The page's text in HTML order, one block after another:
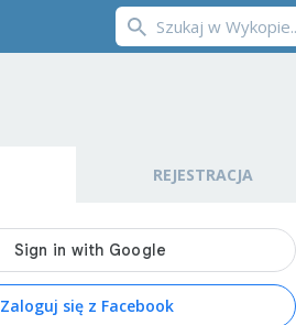
REJESTRACJA
Zaloguj się z Facebook